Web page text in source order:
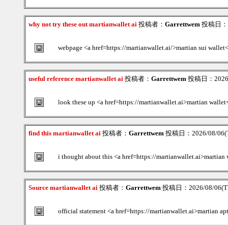
why not try these out martianwallet ai 投稿者： Garrettwem 投稿日
webpage <a href=https://martianwallet.ai/>martian sui
useful reference martianwallet ai 投稿者： Garrettwem 投稿日：
look these up <a href=https://martianwallet.ai>martian
find this martianwallet ai 投稿者： Garrettwem 投稿日：2026/08/
i thought about this <a href=https://martianwallet.ai>martian
Source martianwallet ai 投稿者： Garrettwem 投稿日：2026/08/
official statement <a href=https://martianwallet.ai>martian